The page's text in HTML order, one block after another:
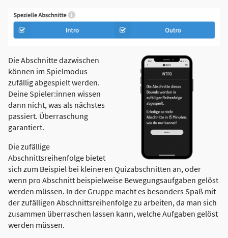
Die Abschnitte dazwischen
können im Spielmodus
zufällig abgespielt werden.
Deine Spieler:innen wissen
dann nicht, was als nächstes
passiert. Überraschung
garantiert.
Die zufällige
Abschnittsreihenfolge bietet
sich zum Beispiel bei kleineren Quizabschnitten an, oder
wenn pro Abschnitt beispielweise Bewegungsaufgaben gelöst
werden müssen. In der Gruppe macht es besonders Spaß mit
der zufälligen Abschnittsreihenfolge zu arbeiten, da man sich
zusammen überraschen lassen kann, welche Aufgaben gelöst
werden müssen.